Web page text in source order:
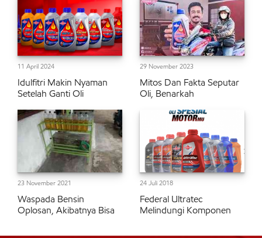
11 April 2024
Idulfitri Makin Nyaman
Setelah Ganti Oli
29 November 2023
Mitos Dan Fakta Seputar
Oli, Benarkah
23 November 2021
Waspada Bensin
Oplosan, Akibatnya Bisa
24 Juli 2018
Federal Ultratec
Melindungi Komponen